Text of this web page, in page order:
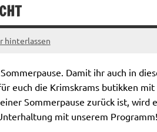
hinterlassen
Damit ihr auch in
euch die Krimskrams butikken mit
Sommerpause zurück ist, wird
mit unserem Programm!